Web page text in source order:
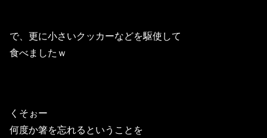
で、更に小さいクッカーなどを駆使して
食べましたｗ
くそぉー
何度か箸を忘れるということを